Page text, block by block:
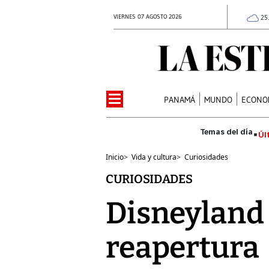
VIERNES 07 AGOSTO 2026
PANAMÁ MUNDO
Inicio> Vida y cultura> Curiosidades
CURIOSIDADES
reapertura